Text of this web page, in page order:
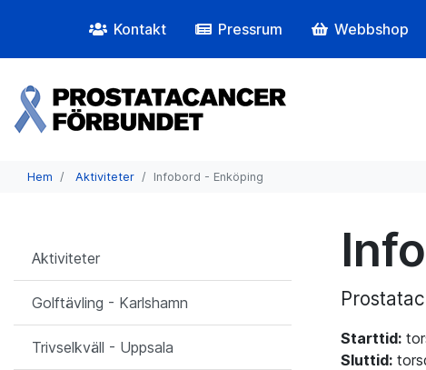
Kontakt Pressrum Webbshop
Hem Aktiviteter Infobord - Enköping
Aktiviteter
Golftävling - Karlshamn
Trivselkväll - Uppsala Starttid:
Sluttid: